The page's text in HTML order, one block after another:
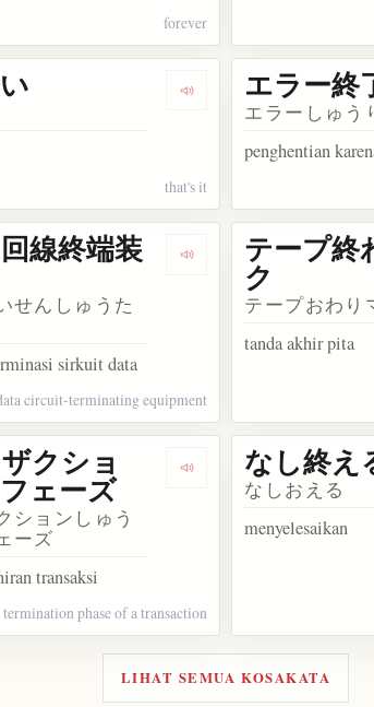
forever
終的 Dengarkan kosakata お仕
that's it
エラー終
エラーしゅう
penghentian
終える Dengarkan kosakata デー
線終端装
せんしゅうた
sirkuit data
circuit-terminating equipment
テープ終
ク
テープおわり
tanda akhir pita
テキスト終結 Dengarkan kosakata ト
クショ
ェーズ
ションしゅう
ーズ
transaksi
termination phase of a transaction
なし終え
なしおえる
menyelesaikan
LIHAT SEMUA KOSAKATA